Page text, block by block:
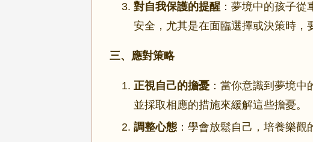
對自我保護的提醒 ：夢境中的孩子
安全，尤其是在面臨選擇或決策時，
三、應對策略
正視自己的擔憂 ：當你意識到夢境
並採取相應的措施來緩解這些擔憂。
調整心態 ：學會放鬆自己，培養樂觀